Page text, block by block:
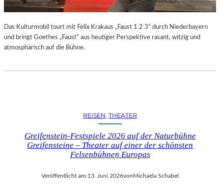
Das Kulturmobil tourt mit Felix Krakaus „Faust 1 2 3“ durch Niederbayern
und bringt Goethes „Faust“ aus heutiger Perspektive rasant, witzig und
atmosphärisch auf die Bühne.
REISEN, THEATER
Greifenstein-Festspiele 2026 auf der Naturbühne
Greifensteine – Theater auf einer der schönsten
Felsenbühnen Europas
Veröffentlicht am:13. Juni 2026von Michaela Schabel